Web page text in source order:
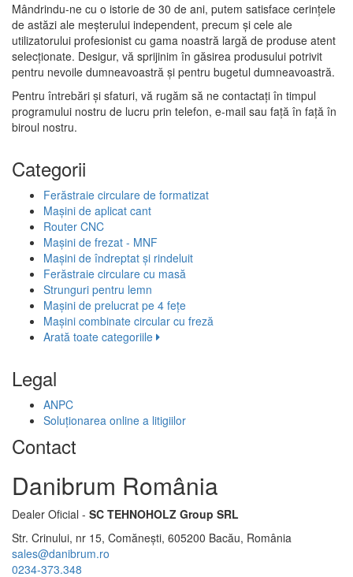
Mândrindu-ne cu o istorie de 30 de ani, putem satisface cerințele
de astăzi ale meșterului independent, precum și cele ale
utilizatorului profesionist cu gama noastră largă de produse atent
selecționate. Desigur, vă sprijinim în găsirea produsului potrivit
pentru nevoile dumneavoastră și pentru bugetul dumneavoastră.
Pentru întrebări și sfaturi, vă rugăm să ne contactați în timpul
programului nostru de lucru prin telefon, e-mail sau față în față în
biroul nostru.
Categorii
Ferăstraie circulare de formatizat
Mașini de aplicat cant
Router CNC
Mașini de frezat - MNF
Mașini de îndreptat și rindeluit
Ferăstraie circulare cu masă
Strunguri pentru lemn
Mașini de prelucrat pe 4 fețe
Mașini combinate circular cu freză
Arată toate categoriile
Legal
ANPC
Soluționarea online a litigiilor
Contact
Danibrum România
Dealer Oficial - SC TEHNOHOLZ Group SRL
Str. Crinului, nr 15, Comănești, 605200 Bacău, România
sales@danibrum.ro
0234-373.348